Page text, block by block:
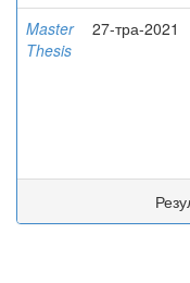
Master
Thesis
27-тра-2021